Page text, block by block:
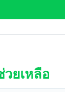
ยเหลือ